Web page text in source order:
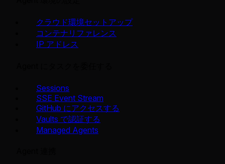
クラウド環境セットアップ
コンテナリファレンス
IP アドレス
Sessions
SSE Event Stream
GitHub にアクセスする
Vaults で認証する
Managed Agents